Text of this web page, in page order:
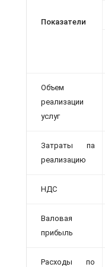
Показатели
Объем
реализации
услуг
Затраты па
реализацию
НДС
Валовая
прибыль
Расходы по